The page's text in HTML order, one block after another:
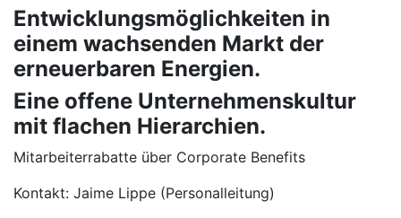
Entwicklungsmöglichkeiten in
einem wachsenden Markt der
erneuerbaren Energien.
Eine offene Unternehmenskultur
mit flachen Hierarchien.
Mitarbeiterrabatte über Corporate Benefits
Kontakt: Jaime Lippe (Personalleitung)